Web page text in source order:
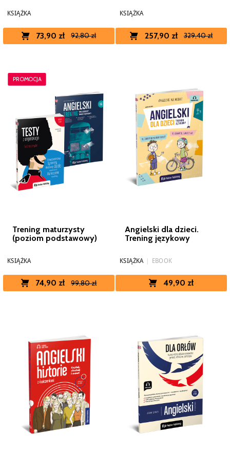
KSIĄŻKA
73,90 zł 92,80 zł
KSIĄŻKA
257,90 zł 329,40 zł
PROMOCJA
Trening maturzysty
(poziom podstawowy)
KSIĄŻKA
74,90 zł 99,80 zł
Angielski dla dzieci.
Trening językowy
KSIĄŻKA | EBOOK
49,90 zł